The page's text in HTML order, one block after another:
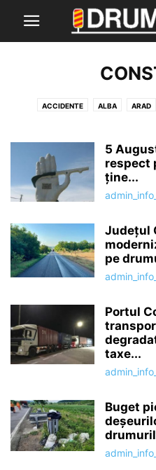
ACCIDENTE ALBA ARAD
BUZĂU CĂLĂRAȘI
CLUJ CONSTANȚA
ECHIPAMENTE GALAȚI
HUNEDOARA IALOMIȚA
PODURI REPORTAJ
SATU MARE SIBIU SUCEAVA
5
respect
ține...
Județul
pe
Portul
taxe...
Buget